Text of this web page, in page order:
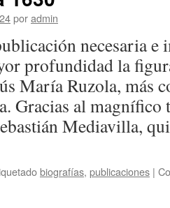
poradmin
necesaria
profundidad la
María Ruzola, más
Gracias al
Mediavilla,
biografías, publicaciones |